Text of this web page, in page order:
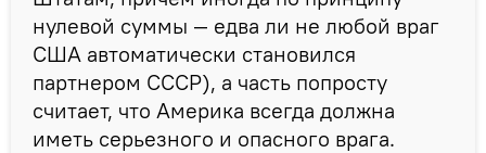
нулевой суммы — едва ли не любой враг
США автоматически становился
партнером СССР), а часть попросту
считает, что Америка всегда должна
иметь серьезного и опасного врага.